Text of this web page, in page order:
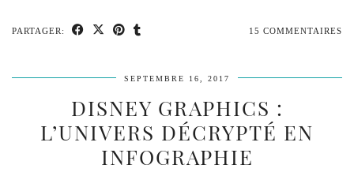
PARTAGER: 15 COMMENTAIRES
SEPTEMBRE 16, 2017
DISNEY GRAPHICS :
L’UNIVERS DÉCRYPTÉ EN
INFOGRAPHIE